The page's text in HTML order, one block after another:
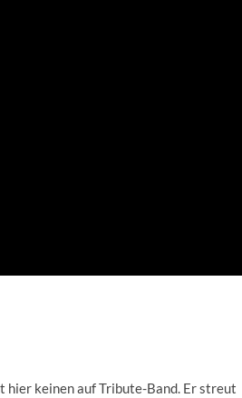
hier keinen auf Tribute-Band. Er streut